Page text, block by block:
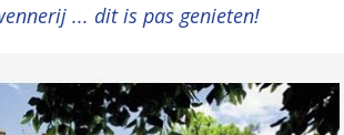
... dit is pas genieten!